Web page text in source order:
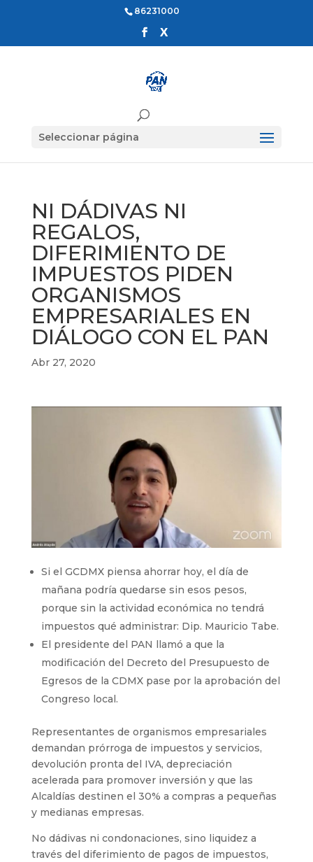
86231000
Seleccionar página
NI DÁDIVAS NI
REGALOS,
DIFERIMIENTO DE
IMPUESTOS PIDEN
ORGANISMOS
EMPRESARIALES EN
DIÁLOGO CON EL PAN
Abr 27, 2020
Si el GCDMX piensa ahorrar hoy, el día de
mañana podría quedarse sin esos pesos,
porque sin la actividad económica no tendrá
impuestos qué administrar: Dip. Mauricio Tabe.
El presidente del PAN llamó a que la
modificación del Decreto del Presupuesto de
Egresos de la CDMX pase por la aprobación del
Congreso local.
Representantes de organismos empresariales
demandan prórroga de impuestos y servicios,
devolución pronta del IVA, depreciación
acelerada para promover inversión y que las
Alcaldías destinen el 30% a compras a pequeñas
y medianas empresas.
No dádivas ni condonaciones, sino liquidez a
través del diferimiento de pagos de impuestos,